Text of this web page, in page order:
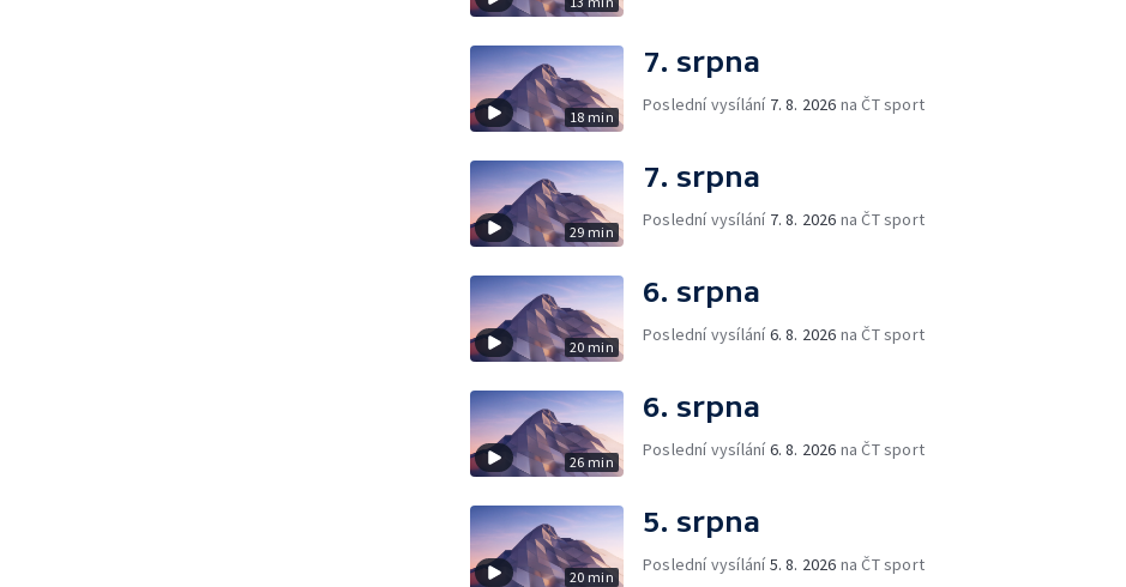
18 min
7. srpna
Poslední vysílání 7. 8. 2026 na ČT sport
29 min
7. srpna
Poslední vysílání 7. 8. 2026 na ČT sport
20 min
6. srpna
Poslední vysílání6. 8. 2026 na ČT sport
26 min
6. srpna
Poslední vysílání6. 8. 2026 na ČT sport
20 min
5. srpna
Poslední vysílání5. 8. 2026 na ČT sport